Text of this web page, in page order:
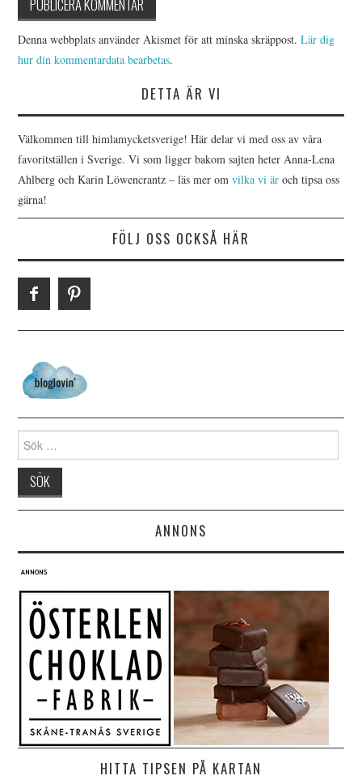
Denna webbplats använder Akismet för att minska skräppost.Lär dig
hur din kommentardata bearbetas.
DETTA ÄR VI
Välkommen till himlamycketsverige! Här delar vi med oss av våra
favoritställen i Sverige. Vi som ligger bakom sajten heter Anna-Lena
Ahlberg och Karin Löwencrantz – läs mer omvilka vi är och tipsa oss
gärna!
FÖLJ OSS OCKSÅ HÄR
Search for:
ANNONS
HITTA TIPSEN PÅ KARTAN